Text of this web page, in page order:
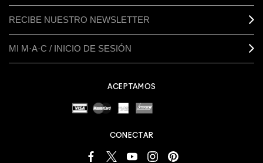
RECIBE NUESTRO NEWSLETTER
MI M·A·C / INICIO DE SESIÓN
ACEPTAMOS
CONECTAR